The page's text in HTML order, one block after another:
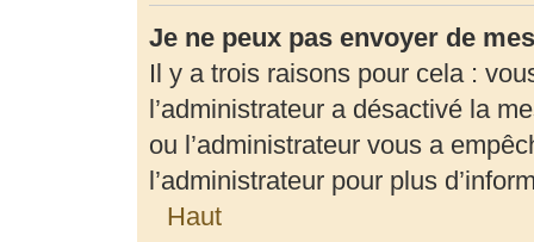
Je ne peux pas envoyer de
Il y a trois raisons pour cela :
l’administrateur a désactivé la
ou l’administrateur vous a
l’administrateur pour plus
Haut